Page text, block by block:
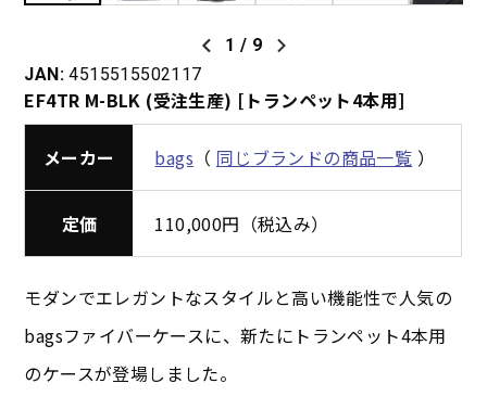
1 / 9
JAN: 4515515502117
EF4TR M-BLK (受注生産) [トランペット4本用]
メーカー bags （ 同じブランドの商品一覧 ）
定価 110,000円（税込み）
モダンでエレガントなスタイルと高い機能性で人気の
bagsファイバーケースに、新たにトランペット4本用
のケースが登場しました。